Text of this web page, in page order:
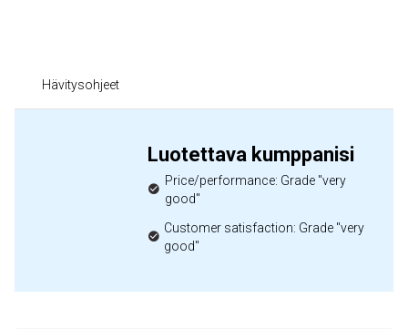
Hävitysohjeet
Luotettava kumppanisi
Price/performance: Grade "very
good"
Customer satisfaction: Grade "very
good"